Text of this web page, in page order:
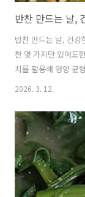
반찬 만드는 날,
반찬 만드는 날, 건강
찬 몇 가지만 있어도
치를 활용해 영양 균
다. 1.미역무침
컵 (Dried seaweed
(Anchovy fish
소금 약간
2026. 3. 12.